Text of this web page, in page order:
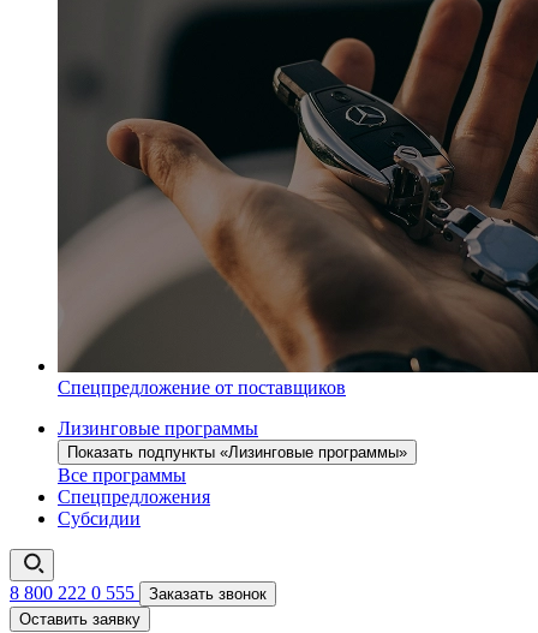
Спецпредложение от поставщиков
Лизинговые программы
Показать подпункты «Лизинговые программы»
Все программы
Спецпредложения
Субсидии
8 800 222 0 555
Заказать звонок
Оставить заявку